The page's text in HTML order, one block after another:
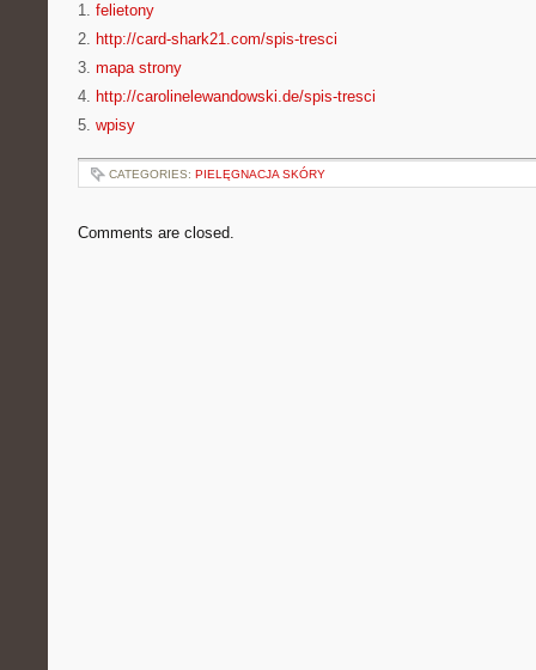
1. felietony
2. http://card-shark21.com/spis-tresci
3. mapa strony
4. http://carolinelewandowski.de/spis-tresci
5. wpisy
CATEGORIES: PIELĘGNACJA SKÓRY
Comments are closed.